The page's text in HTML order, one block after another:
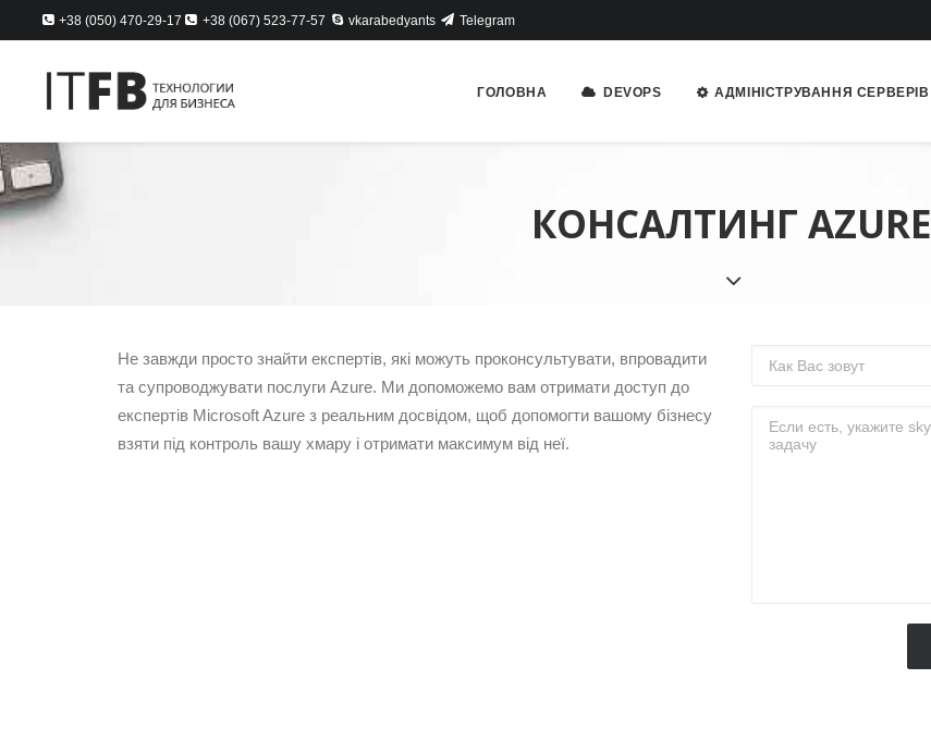
+38 (050) 470-29-17 +38 (067) 523-77-57 vkarabedyants Telegram
ГОЛОВНА DEVOPS АДМІНІСТРУВАННЯ СЕРВЕРІВ
КОНСАЛТИНГ AZURE
Не завжди просто знайти експертів, які можуть проконсультувати, впровадити
та супроводжувати послуги Azure. Ми допоможемо вам отримати доступ до
експертів Microsoft Azure з реальним досвідом, щоб допомогти вашому бізнесу
взяти під контроль вашу хмару і отримати максимум від неї.